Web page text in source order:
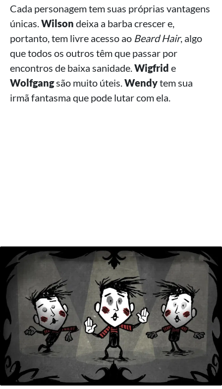
Cada personagem tem suas próprias vantagens
únicas.Wilson deixa a barba crescer e,
portanto, tem livre acesso ao Beard Hair, algo
que todos os outros têm que passar por
encontros de baixa sanidade.Wigfrid e
Wolfgangsão muito úteis.Wendytem sua
irmã fantasma que pode lutar com ela.